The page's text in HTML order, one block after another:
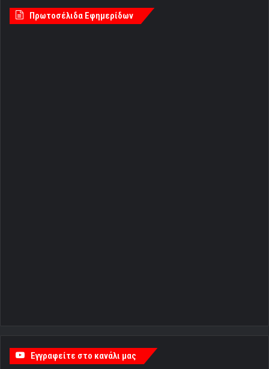
Πρωτοσέλιδα Εφημερίδων
Εγγραφείτε στο κανάλι μας